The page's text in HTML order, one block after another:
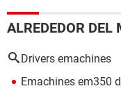
ALREDEDOR
Drivers emachines
Emachines em350